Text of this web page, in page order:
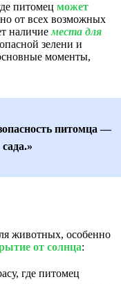
питомец может
от всех возможных
наличиеместа для
зелени и
моменты,
питомца —
животных, особенно
от солнца:
где питомец